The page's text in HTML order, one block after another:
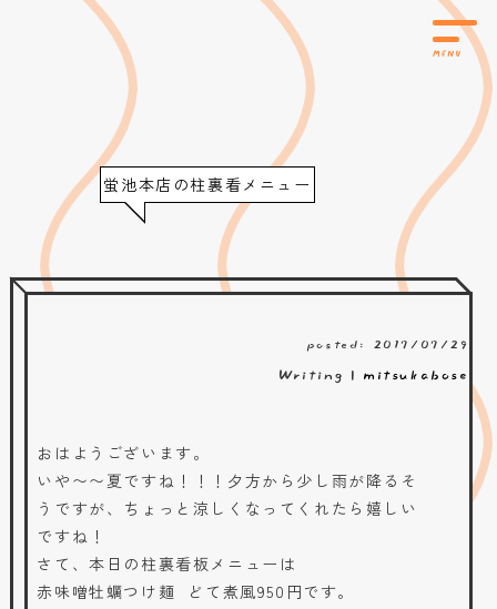
蛍池本店の柱裏看メニュー
posted: 2017/07/29
Writing | mitsukabose
おはようございます。
いや〜〜夏ですね！！！夕方から少し雨が降るそ
うですが、ちょっと涼しくなってくれたら嬉しい
ですね！
さて、本日の柱裏看板メニューは
赤味噌牡蠣つけ麺 どて煮風950円です。